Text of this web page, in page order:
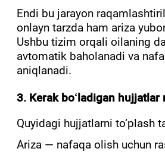
Endi bu jarayon
onlayn tarzda ham ariza
Ushbu tizim orqali oilaning
avtomatik baholanadi va
aniqlanadi.
3. Kerak bo‘ladigan hujjatlar
Quyidagi hujjatlarni to‘plash
Ariza — nafaqa olish uchun